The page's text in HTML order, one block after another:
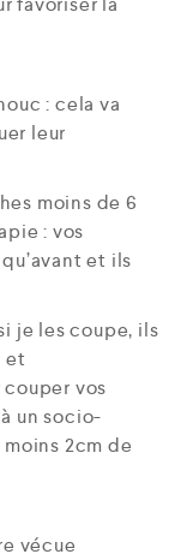
: cela va
leur
moins de 6
: vos
et ils
je les coupe, ils
et
couper vos
un socio-
2cm de
vécue